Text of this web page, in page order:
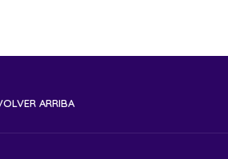
ARRIBA